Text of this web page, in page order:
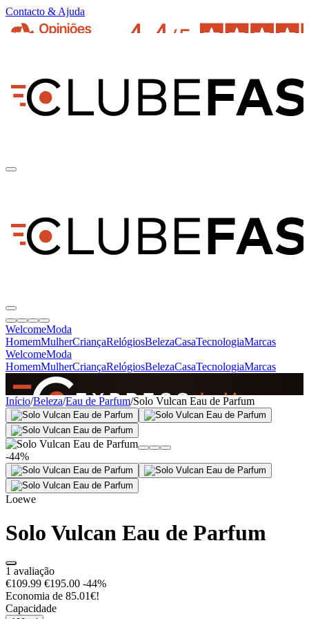
Contacto & Ajuda
WelcomeModa
HomemMulherCriançaRelógiosBelezaCasaTecnologiaMarcas
WelcomeModa
HomemMulherCriançaRelógiosBelezaCasaTecnologiaMarcas
SINCE 2005
+de 36.000 reviews
Início/Beleza/Eau de Parfum/Solo Vulcan Eau de Parfum
-44%
Loewe
Solo Vulcan Eau de Parfum
1 avaliação
€109.99 €195.00 -44%
Economia de 85.01€!
Capacidade